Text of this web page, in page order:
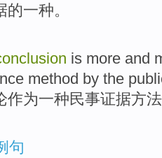
的一种。
is more and
method by the
作为一种民事证据方法
句